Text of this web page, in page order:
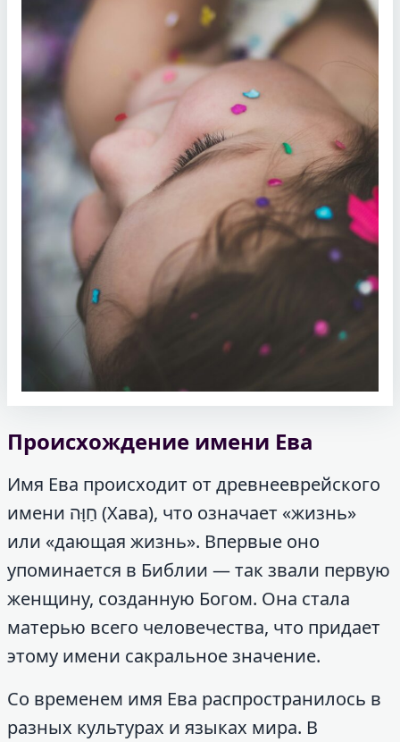
Происхождение имени Ева
Имя Ева происходит от древнееврейского
имени חַוָּה (Хава), что означает «жизнь»
или «дающая жизнь». Впервые оно
упоминается в Библии — так звали первую
женщину, созданную Богом. Она стала
матерью всего человечества, что придает
этому имени сакральное значение.
Со временем имя Ева распространилось в
разных культурах и языках мира. В